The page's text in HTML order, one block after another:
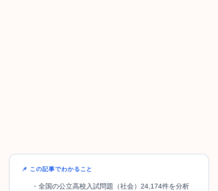
📌 この記事でわかること
・全国の公立高校入試問題（社会）24,174件を分析